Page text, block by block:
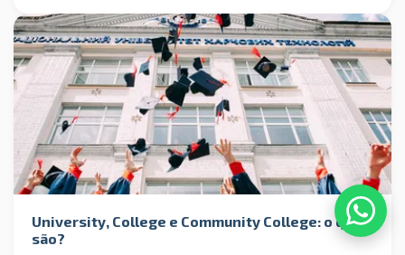
University, College e Community College: o que
são?